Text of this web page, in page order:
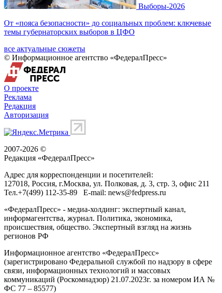
Выборы-2026
От «пояса безопасности» до социальных проблем: ключевые
темы губернаторских выборов в ЦФО
все актуальные сюжеты
© Информационное агентство «ФедералПресс»
О проекте
Реклама
Редакция
Авторизация
2007-2026 ©
Редакция «ФедералПресс»
Адрес для корреспонденции и посетителей:
127018, Россия, г.Москва, ул. Полковая, д. 3, стр. 3, офис 211
Тел.+7(499) 112-35-89 E-mail: news@fedpress.ru
«ФедералПресс» - медиа-холдинг: экспертный канал,
информагентства, журнал. Политика, экономика,
происшествия, общество. Экспертный взгляд на жизнь
регионов РФ
Информационное агентство «ФедералПресс»
(зарегистрировано Федеральной службой по надзору в сфере
связи, информационных технологий и массовых
коммуникаций (Роскомнадзор) 21.07.2023г. за номером ИА №
ФС 77 – 85577)